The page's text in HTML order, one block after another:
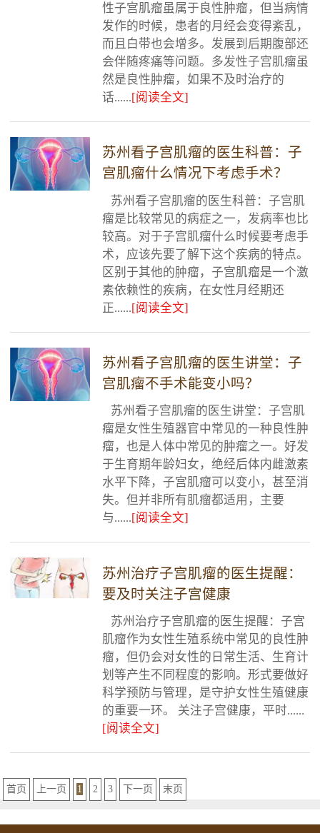
性子宫肌瘤虽属于良性肿瘤，但当病情
发作的时候，患者的月经会变得紊乱，
而且白带也会增多。发展到后期腹部还
会伴随疼痛等问题。多发性子宫肌瘤虽
然是良性肿瘤，如果不及时治疗的
话......[阅读全文]
苏州看子宫肌瘤的医生科普：子
宫肌瘤什么情况下考虑手术？
苏州看子宫肌瘤的医生科普：子宫肌
瘤是比较常见的病症之一，发病率也比
较高。对于子宫肌瘤什么时候要考虑手
术，应该先要了解下这个疾病的特点。
区别于其他的肿瘤，子宫肌瘤是一个激
素依赖性的疾病，在女性月经期还
正......[阅读全文]
苏州看子宫肌瘤的医生讲堂：子
宫肌瘤不手术能变小吗？
苏州看子宫肌瘤的医生讲堂：子宫肌
瘤是女性生殖器官中常见的一种良性肿
瘤，也是人体中常见的肿瘤之一。好发
于生育期年龄妇女，绝经后体内雌激素
水平下降，子宫肌瘤可以变小，甚至消
失。但并非所有肌瘤都适用，主要
与......[阅读全文]
苏州治疗子宫肌瘤的医生提醒：
要及时关注子宫健康
苏州治疗子宫肌瘤的医生提醒：子宫
肌瘤作为女性生殖系统中常见的良性肿
瘤，但仍会对女性的日常生活、生育计
划等产生不同程度的影响。形式要做好
科学预防与管理，是守护女性生殖健康
的重要一环。 关注子宫健康，平时......
[阅读全文]
首页 上一页 1 2 3 下一页 末页